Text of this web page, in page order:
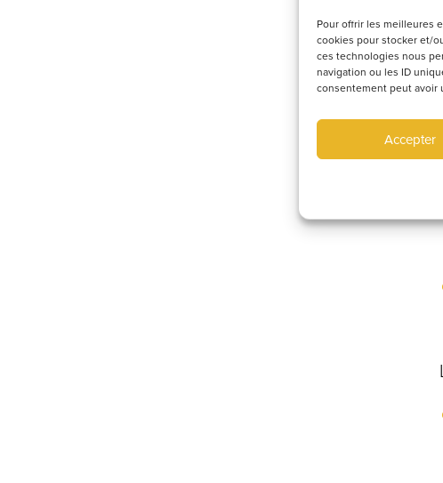
Pour offrir les meilleures
cookies pour stocker et/
ces technologies nous
navigation ou les ID
consentement peut avoir
Accepter